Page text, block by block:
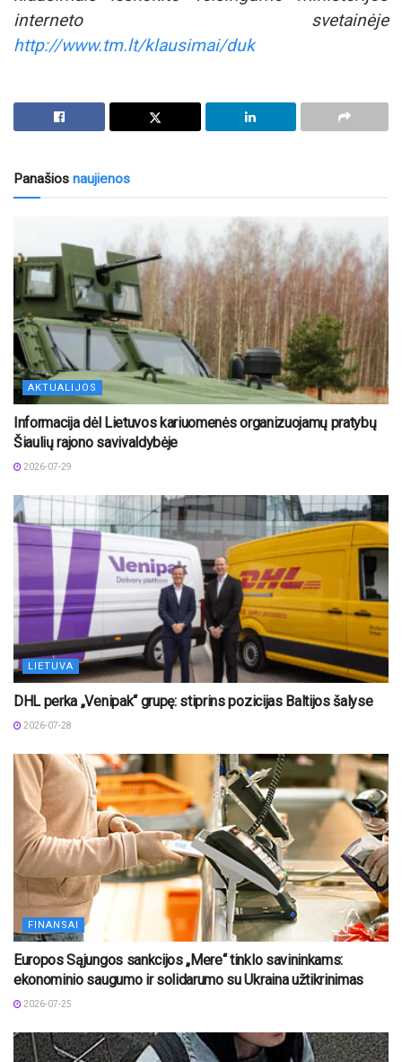
interneto svetainėje
http://www.tm.lt/klausimai/duk
Panašios naujienos
AKTUALIJOS
Informacija dėl Lietuvos kariuomenės organizuojamų pratybų
Šiaulių rajono savivaldybėje
2026-07-29
LIETUVA
DHL perka „Venipak“ grupę: stiprins pozicijas Baltijos šalyse
2026-07-28
FINANSAI
Europos Sąjungos sankcijos „Mere“ tinklo savininkams:
ekonominio saugumo ir solidarumo su Ukraina užtikrinimas
2026-07-25